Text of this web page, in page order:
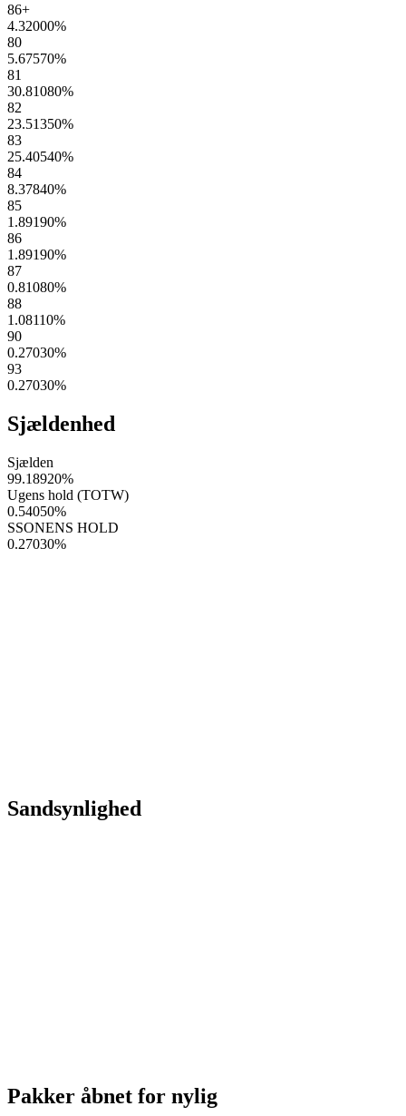
86+
4.32000%
80
5.67570%
81
30.81080%
82
23.51350%
83
25.40540%
84
8.37840%
85
1.89190%
86
1.89190%
87
0.81080%
88
1.08110%
90
0.27030%
93
0.27030%
Sjældenhed
Sjælden
99.18920%
Ugens hold (TOTW)
0.54050%
SSONENS HOLD
0.27030%
Sandsynlighed
Pakker åbnet for nylig